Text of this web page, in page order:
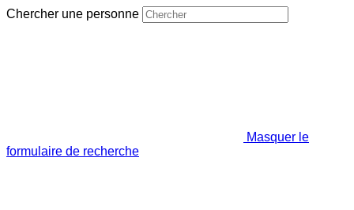
Chercher une personne
Masquer le
formulaire de recherche